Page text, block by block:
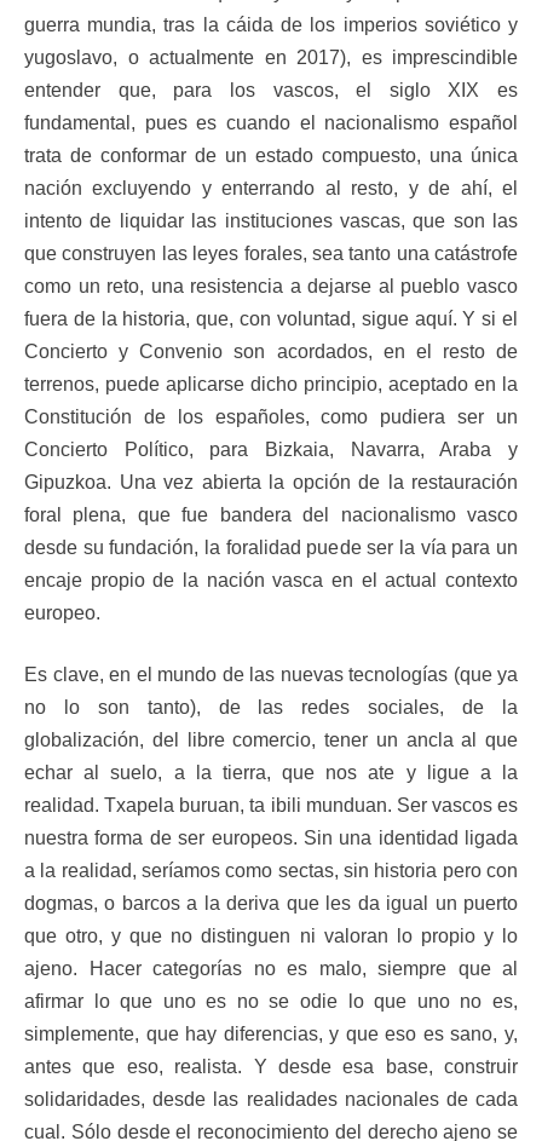
guerra mundia, tras la cáida de los imperios soviético y
yugoslavo, o actualmente en 2017), es imprescindible
entender que, para los vascos, el siglo XIX es
fundamental, pues es cuando el nacionalismo español
trata de conformar de un estado compuesto, una única
nación excluyendo y enterrando al resto, y de ahí, el
intento de liquidar las instituciones vascas, que son las
que construyen las leyes forales, sea tanto una catástrofe
como un reto, una resistencia a dejarse al pueblo vasco
fuera de la historia, que, con voluntad, sigue aquí. Y si el
Concierto y Convenio son acordados, en el resto de
terrenos, puede aplicarse dicho principio, aceptado en la
Constitución de los españoles, como pudiera ser un
Concierto Político, para Bizkaia, Navarra, Araba y
Gipuzkoa. Una vez abierta la opción de la restauración
foral plena, que fue bandera del nacionalismo vasco
desde su fundación, la foralidad puede ser la vía para un
encaje propio de la nación vasca en el actual contexto
europeo.
Es clave, en el mundo de las nuevas tecnologías (que ya
no lo son tanto), de las redes sociales, de la
globalización, del libre comercio, tener un ancla al que
echar al suelo, a la tierra, que nos ate y ligue a la
realidad. Txapela buruan, ta ibili munduan. Ser vascos es
nuestra forma de ser europeos. Sin una identidad ligada
a la realidad, seríamos como sectas, sin historia pero con
dogmas, o barcos a la deriva que les da igual un puerto
que otro, y que no distinguen ni valoran lo propio y lo
ajeno. Hacer categorías no es malo, siempre que al
afirmar lo que uno es no se odie lo que uno no es,
simplemente, que hay diferencias, y que eso es sano, y,
antes que eso, realista. Y desde esa base, construir
solidaridades, desde las realidades nacionales de cada
cual. Sólo desde el reconocimiento del derecho ajeno se